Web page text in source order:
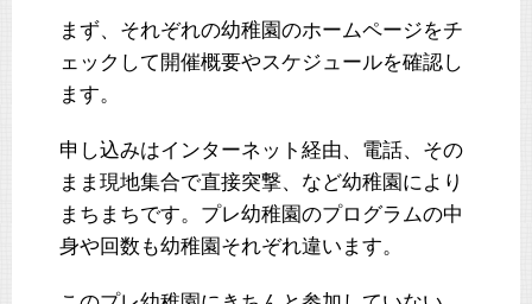
まず、それぞれの幼稚園のホームページをチ
ェックして開催概要やスケジュールを確認し
ます。
申し込みはインターネット経由、電話、その
まま現地集合で直接突撃、など幼稚園により
まちまちです。プレ幼稚園のプログラムの中
身や回数も幼稚園それぞれ違います。